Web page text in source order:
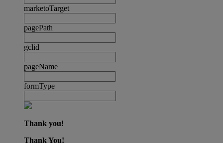
marketoTarget
pagePath
gclid
pageName
formType
Thank you!
Thank You!